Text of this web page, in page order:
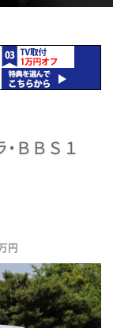
ＢＢＳ１
円